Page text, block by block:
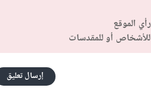
الموقع
أو للمقدسات
إرسال تعليق